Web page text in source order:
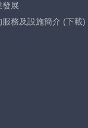
發展
服務及設施簡介 (下載)